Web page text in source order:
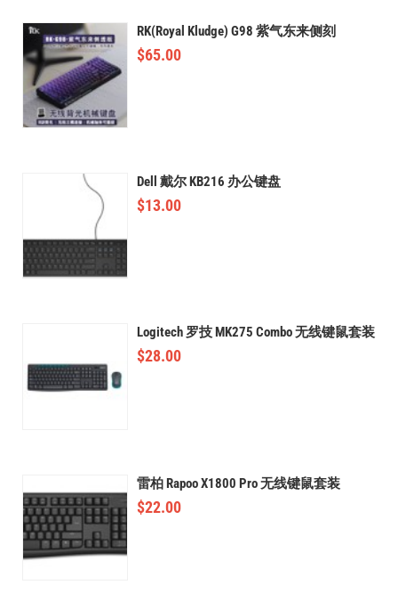
RK(Royal Kludge) G98 紫气东来侧刻
$65.00
Dell 戴尔 KB216 办公键盘
$13.00
Logitech 罗技 MK275 Combo 无线键鼠套装
$28.00
雷柏 Rapoo X1800 Pro 无线键鼠套装
$22.00